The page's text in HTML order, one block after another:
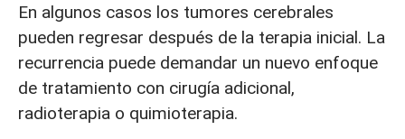
En algunos casos los tumores cerebrales
pueden regresar después de la terapia inicial. La
recurrencia puede demandar un nuevo enfoque
de tratamiento con cirugía adicional,
radioterapia o quimioterapia.